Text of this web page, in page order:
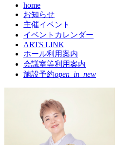
home現
在
の
ペ
ー
ジ
お知らせ
主催イベント
イベントカレンダー
ARTS LINK
ホール利用案内
会議室等利用案内
施設予約open_in_new